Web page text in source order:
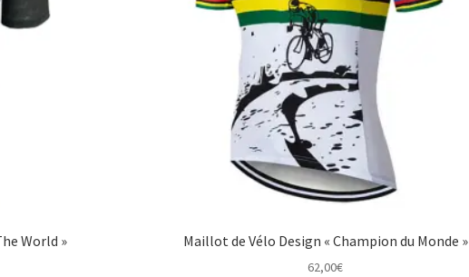
World » Maillot de Vélo Design « Champion du Monde »
62,00€